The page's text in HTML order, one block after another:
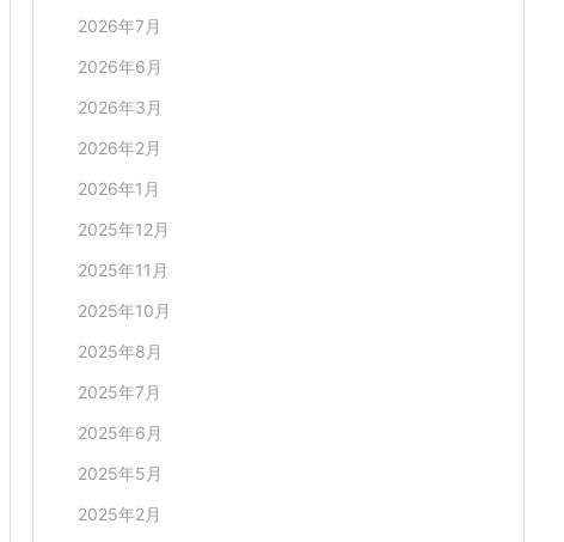
2026年7月
2026年6月
2026年3月
2026年2月
2026年1月
2025年12月
2025年11月
2025年10月
2025年8月
2025年7月
2025年6月
2025年5月
2025年2月